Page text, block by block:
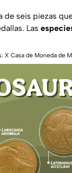
de seis piezas
Las
X Casa de Moneda de